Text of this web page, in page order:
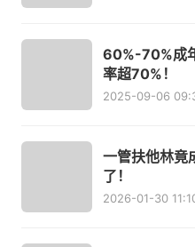
60%-70%成
率超70%！
2025-09-06
一管扶他林竟
了！
2026-01-30